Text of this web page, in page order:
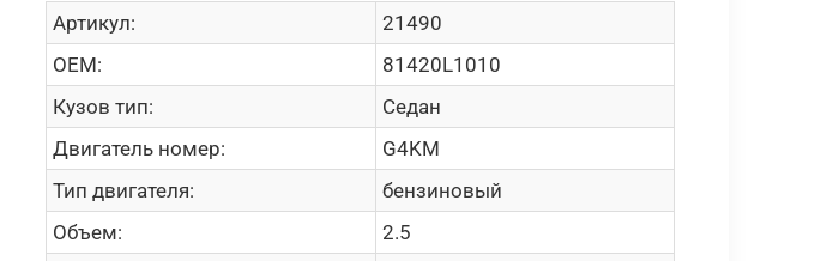
Артикул:
21490
OEM:
81420L1010
Кузов тип:
Седан
Двигатель номер:
G4KM
Тип двигателя:
бензиновый
Объем:
2.5